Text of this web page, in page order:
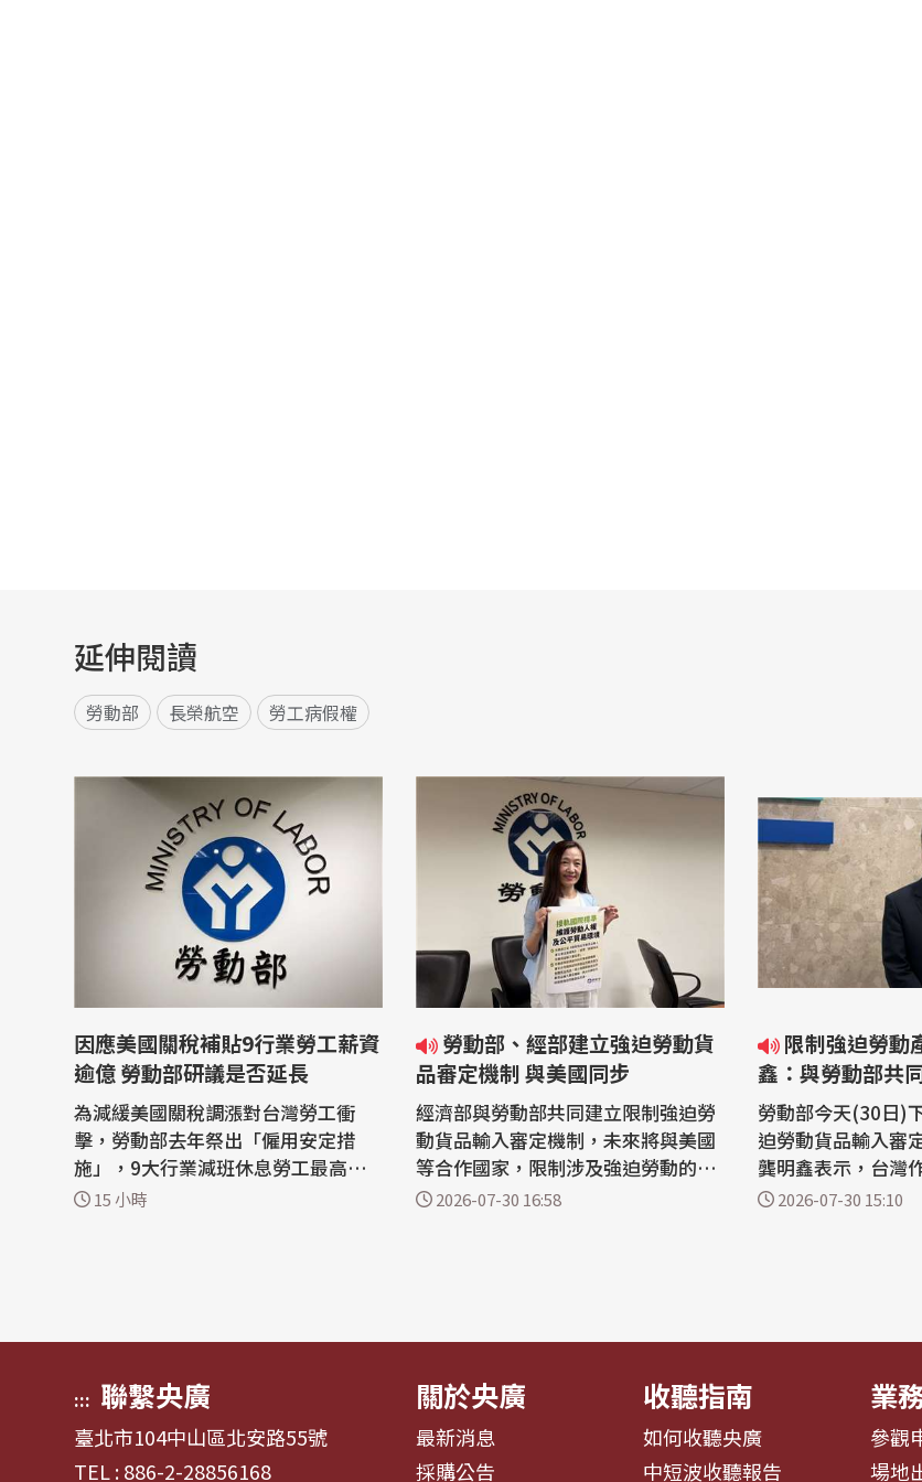
延伸閱讀
勞動部 長榮航空 勞工病假權
因應美國關稅補貼9行業勞工薪資
逾億 勞動部研議是否延長
為減緩美國關稅調漲對台灣勞工衝
擊，勞動部去年祭出「僱用安定措
施」，9大行業減班休息勞工最高可
月領薪資差額7成補貼，至今年7月底
15 小時
品審定機制 與美國同步
經濟部與勞動部共同建立限制強迫勞
動貨品輸入審定機制，未來將與美國
等合作國家，限制涉及強迫勞動的產
品輸入台灣。勞動部表示，審定標準
2026-07-30 16:58
限制強迫勞動產品輸入 龔明
鑫：與勞動部共
勞動部今天(30日)
迫勞動貨品輸入審
龔明鑫表示，台灣
員，會配合國際禁
2026-07-30 15:10
::: 聯繫央廣
臺北市104中山區北安路55號
TEL : 886-2-28856168
關於央廣
最新消息
採購公告
收聽指南
如何收聽央廣
中短波收聽報告
業
參觀
場地